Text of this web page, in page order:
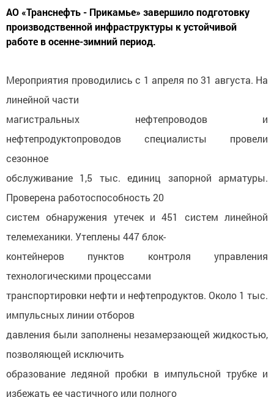
АО «Транснефть - Прикамье» завершило подготовку
производственной инфраструктуры к устойчивой
работе в осенне-зимний период.
Мероприятия проводились с 1 апреля по 31 августа. На
линейной части
магистральных нефтепроводов и
нефтепродуктопроводов специалисты провели
сезонное
обслуживание 1,5 тыс. единиц запорной арматуры.
Проверена работоспособность 20
систем обнаружения утечек и 451 систем линейной
телемеханики. Утеплены 447 блок-
контейнеров пунктов контроля управления
технологическими процессами
транспортировки нефти и нефтепродуктов. Около 1 тыс.
импульсных линии отборов
давления были заполнены незамерзающей жидкостью,
позволяющей исключить
образование ледяной пробки в импульсной трубке и
избежать ее частичного или полного